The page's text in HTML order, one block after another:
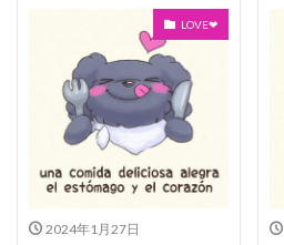
LOVE❤
2024年1月27日